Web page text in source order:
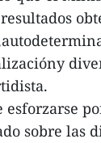
sobre las